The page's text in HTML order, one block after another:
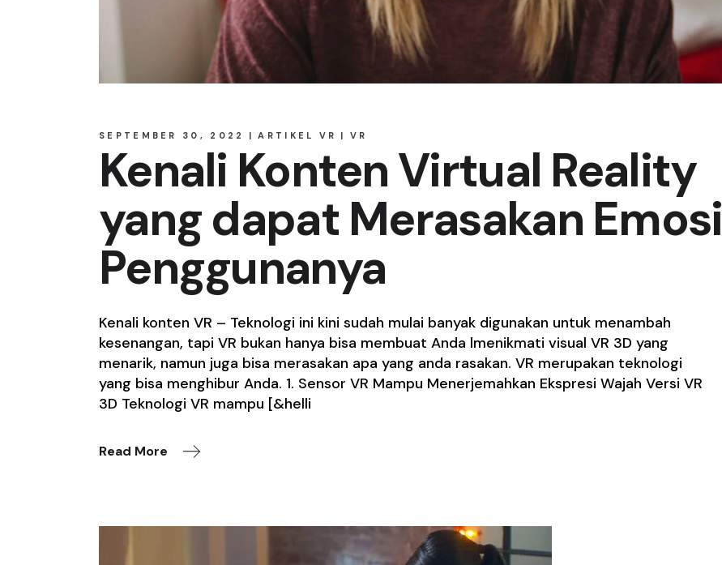
SEPTEMBER 30, 2022 ARTIKEL VR VR
Kenali Konten Virtual Reality
yang dapat Merasakan Emosi
Penggunanya
Kenali konten VR – Teknologi ini kini sudah mulai banyak digunakan untuk menambah
kesenangan, tapi VR bukan hanya bisa membuat Anda lmenikmati visual VR 3D yang
menarik, namun juga bisa merasakan apa yang anda rasakan. VR merupakan teknologi
yang bisa menghibur Anda. 1. Sensor VR Mampu Menerjemahkan Ekspresi Wajah Versi VR
3D Teknologi VR mampu [&helli
Read More